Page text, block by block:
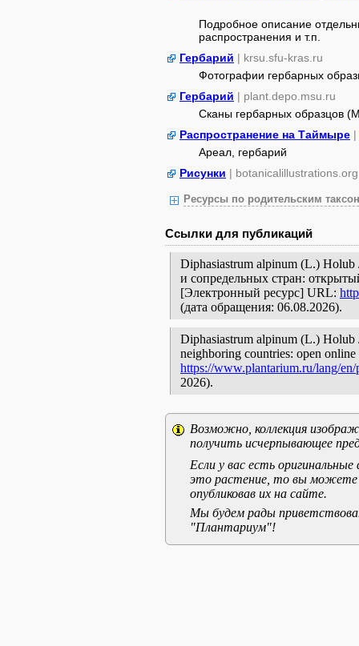
Подробное описание
распространения и т.п.
Гербарий | krsu.sfu-kras.ru
Фотографии гербарных
Гербарий | plant.depo.msu.ru
Сканы гербарных образцов
Распространение на Таймыре |
Ареал, гербарий
Рисунки | botanicalillustrations.org
Ресурсы по родительским
Ссылки для публикаций
Diphasiastrum alpinum (L.)
и сопредельных стран:
[Электронный ресурс] URL:
(дата обращения: 06.08.2026).
Diphasiastrum alpinum (L.) Holub
neighboring countries: open
https://www.plantarium.ru/lang/
2026).
Возможно, коллекция
получить исчерпывающее
Если у вас есть
это растение, то вы можете
опубликовав их на сайте.
Мы будем рады
"Плантариум"!